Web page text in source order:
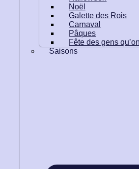
Noël
Galette des Rois
Carnaval
Pâques
Fête des gens
Saisons